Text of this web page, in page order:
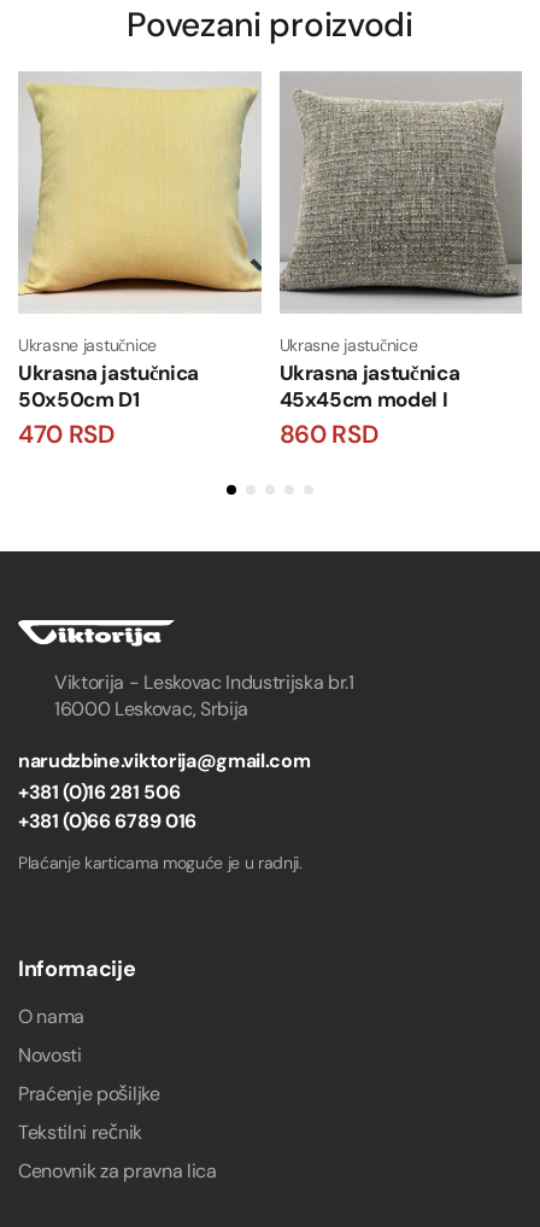
Povezani proizvodi
Ukrasne jastučnice
Ukrasna jastučnica
50x50cm D1
470 RSD
Ukrasne jastučnice
Ukrasna jastučnica
45x45cm model I
860RSD
Viktorija - Leskovac Industrijska br.1
16000 Leskovac, Srbija
narudzbine.viktorija@gmail.com
+381 (0)16 281 506
+381 (0)66 6789 016
Plaćanje karticama moguće je u radnji.
Informacije
O nama
Novosti
Praćenje pošiljke
Tekstilni rečnik
Cenovnik za pravna lica